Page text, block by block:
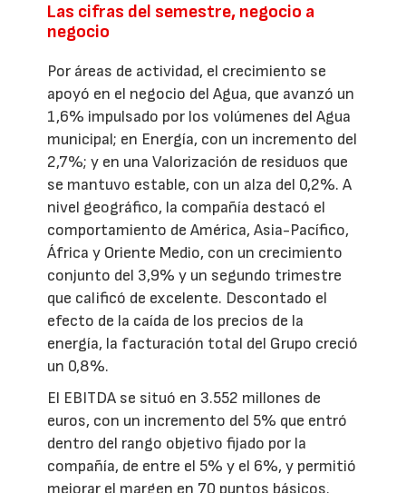
Las cifras del semestre, negocio a
negocio
Por áreas de actividad, el crecimiento se
apoyó en el negocio del Agua, que avanzó un
1,6% impulsado por los volúmenes del Agua
municipal; en Energía, con un incremento del
2,7%; y en una Valorización de residuos que
se mantuvo estable, con un alza del 0,2%. A
nivel geográfico, la compañía destacó el
comportamiento de América, Asia-Pacífico,
África y Oriente Medio, con un crecimiento
conjunto del 3,9% y un segundo trimestre
que calificó de excelente. Descontado el
efecto de la caída de los precios de la
energía, la facturación total del Grupo creció
un 0,8%.
El EBITDA se situó en 3.552 millones de
euros, con un incremento del 5% que entró
dentro del rango objetivo fijado por la
compañía, de entre el 5% y el 6%, y permitió
mejorar el margen en 70 puntos básicos.